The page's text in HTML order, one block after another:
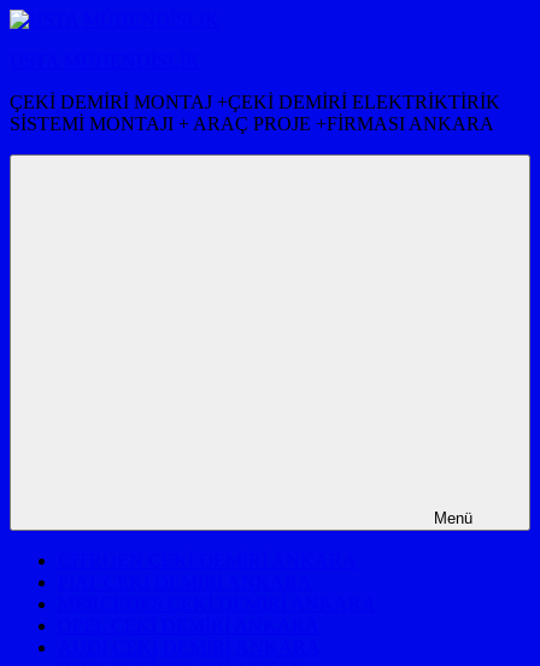
İçeriğe
ÇEKİ DEMİRİ MONTAJ +ÇEKİ DEMİRİ ELEKTRİKTİRİK
SİSTEMİ MONTAJI + ARAÇ PROJE +FİRMASI ANKARA
Menü